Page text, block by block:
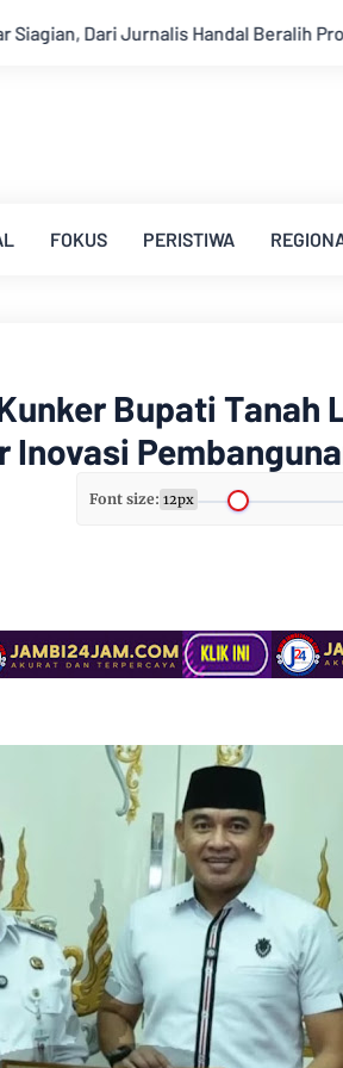
Profesi Jadi Kontraktor Sukses
FOKUS PERISTIWA
Bupati Tanah
Inovasi
Font size: 12px